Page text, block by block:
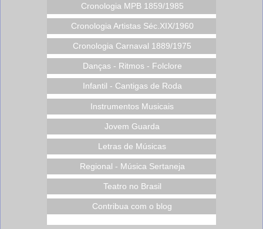
Cronologia MPB 1859/1985
Cronologia Artistas Séc.XIX/1960
Cronologia Carnaval 1889/1975
Danças - Ritmos - Folclore
Infantil - Cantigas de Roda
Instrumentos Musicais
Jovem Guarda
Letras de Músicas
Regional - Música Sertaneja
Teatro no Brasil
Contribua com o blog